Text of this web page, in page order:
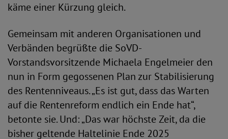
käme einer Kürzung gleich.
Gemeinsam mit anderen Organisationen und
Verbänden begrüßte die SoVD-
Vorstandsvorsitzende Michaela Engelmeier den
nun in Form gegossenen Plan zur Stabilisierung
des Rentenniveaus. „Es ist gut, dass das Warten
auf die Rentenreform endlich ein Ende hat“,
betonte sie. Und: „Das war höchste Zeit, da die
bisher geltende Haltelinie Ende 2025